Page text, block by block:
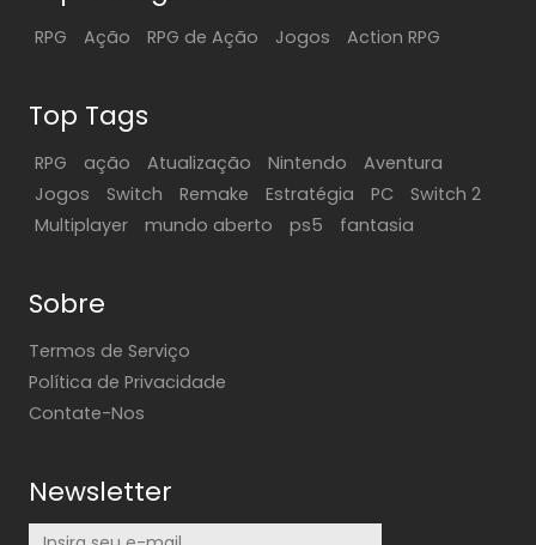
RPG Ação RPG de Ação Jogos Action RPG
Top Tags
RPG ação Atualização Nintendo
Aventura
Jogos
Switch Remake Estratégia PC
Switch 2
Multiplayer
mundo aberto ps5 fantasia
Sobre
Termos de Serviço
Política de Privacidade
Contate-Nos
Newsletter